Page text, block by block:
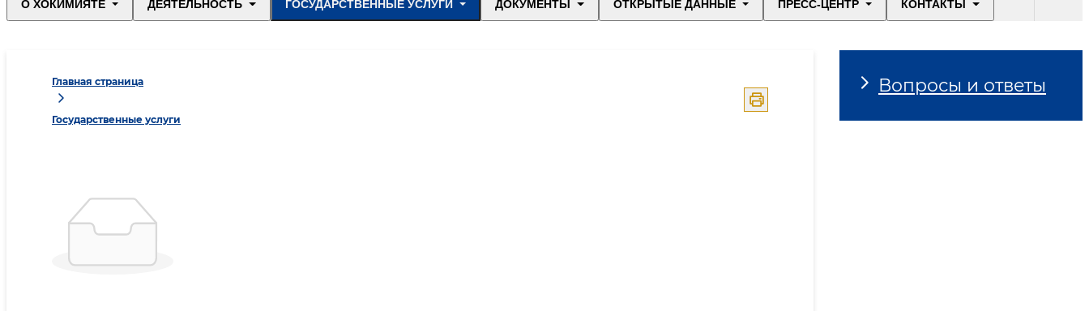
О ХОКИМИЯТЕ ДЕЯТЕЛЬНОСТЬ ГОСУДАРСТВЕННЫЕ УСЛУГИ ДОКУМЕНТЫ ОТКРЫТЫЕ ДАННЫЕ ПРЕСС-ЦЕНТР КОНТАКТЫ
Главная страница
Государственные услуги
Вопросы и ответы